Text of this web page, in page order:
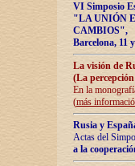
VI Simposio
"LA UNIÓN
CAMBIOS",
Barcelona, 11
La visión de
(La
En la
(más
Rusia y
Actas del
a la